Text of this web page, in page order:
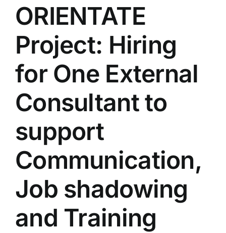
ORIENTATE
Project: Hiring
for One External
Consultant to
support
Communication,
Job shadowing
and Training